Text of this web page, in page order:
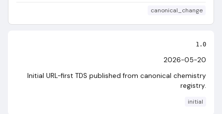
canonical_change
1.0
2026-05-20
Initial URL-first TDS published from canonical chemistry
registry.
initial